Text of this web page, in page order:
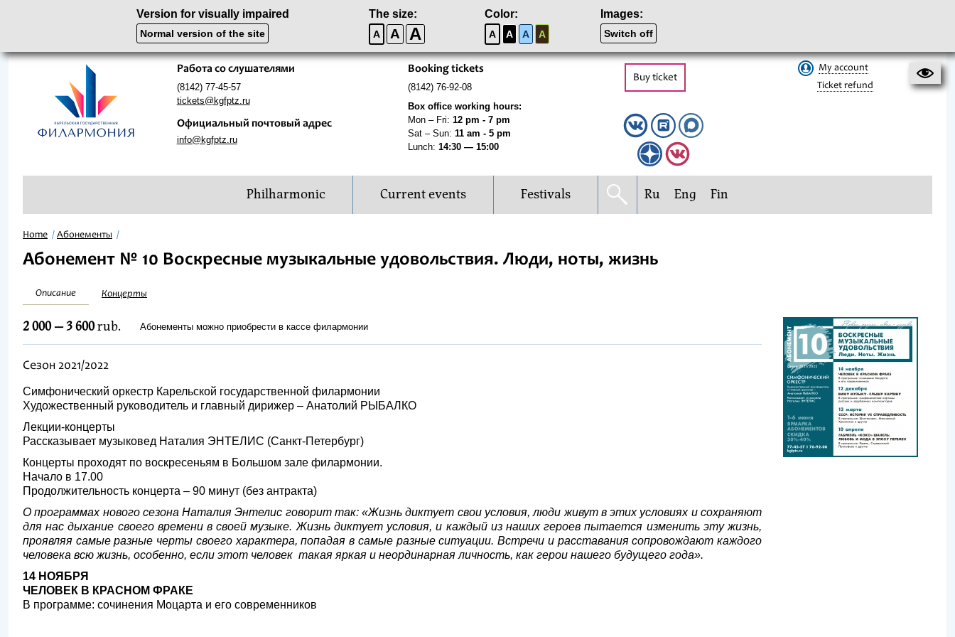
Version for visually impaired
Normal version of the site
The size:
A A A
Color:
A A A A
Images:
Switch off
Работа со слушателями
(8142) 77-45-57
tickets@kgfptz.ru
Официальный почтовый адрес
info@kgfptz.ru
Booking tickets
(8142) 76-92-08
Box office working hours:
Mon – Fri: 12 pm - 7 pm
Sat – Sun: 11 am - 5 pm
Lunch: 14:30 — 15:00
Buy ticket
My account
Ticket refund
Philharmonic Current events Festivals Ru Eng Fin
Home Абонементы
Абонемент № 10 Воскресные музыкальные удовольствия. Люди, ноты, жизнь
Описание Концерты
2 000 — 3 600rub. Абонементы можно приобрести в кассе филармонии
Сезон 2021/2022
Симфонический оркестр Карельской государственной филармонии
Художественный руководитель и главный дирижер – Анатолий РЫБАЛКО
Лекции-концерты
Рассказывает музыковед Наталия ЭНТЕЛИС (Санкт-Петербург)
Концерты проходят по воскресеньям в Большом зале филармонии.
Начало в 17.00
Продолжительность концерта – 90 минут (без антракта)
О программах нового сезона Наталия Энтелис говорит так: «Жизнь диктует свои условия, люди живут в этих условиях и сохраняют
для нас дыхание своего времени в своей музыке. Жизнь диктует условия, и каждый из наших героев пытается изменить эту жизнь,
проявляя самые разные черты своего характера, попадая в самые разные ситуации. Встречи и расставания сопровождают каждого
человека всю жизнь, особенно, если этот человек такая яркая и неординарная личность, как герои нашего будущего года».
14 НОЯБРЯ
ЧЕЛОВЕК В КРАСНОМ ФРАКЕ
В программе: сочинения Моцарта и его современников